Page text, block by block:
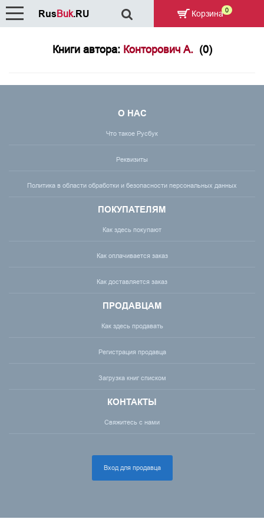
Книги автора: Конторович А. (0)
О НАС
Что такое Русбук
Реквизиты
Политика в области обработки и безопасности персональных данных
ПОКУПАТЕЛЯМ
Как здесь покупают
Как оплачивается заказ
Как доставляется заказ
ПРОДАВЦАМ
Как здесь продавать
Регистрация продавца
Загрузка книг списком
КОНТАКТЫ
Свяжитесь с нами
Вход для продавца
RusBuk.RU Корзина 0